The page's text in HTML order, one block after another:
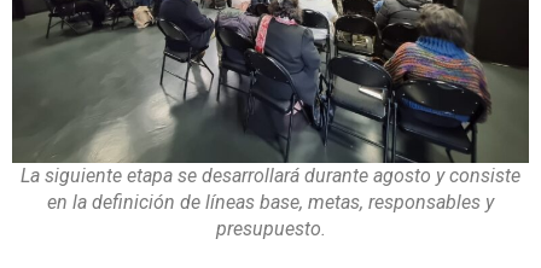
La siguiente etapa se desarrollará durante agosto y consiste
en la definición de líneas base, metas, responsables y
presupuesto.